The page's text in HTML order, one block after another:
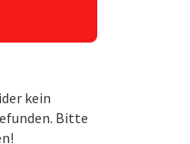
kein
Bitte